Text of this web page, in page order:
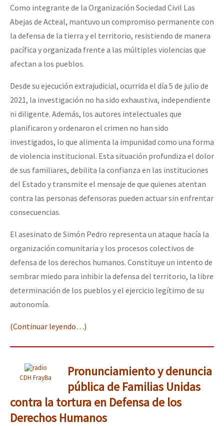
Como integrante de la Organización Sociedad Civil Las
Abejas de Acteal, mantuvo un compromiso permanente con
la defensa de la tierra y el territorio, resistiendo de manera
pacífica y organizada frente a las múltiples violencias que
afectan a los pueblos.
Desde su ejecución extrajudicial, ocurrida el día 5 de julio de
2021, la investigación no ha sido exhaustiva, independiente
ni diligente. Además, los autores intelectuales que
planificaron y ordenaron el crimen no han sido
investigados, lo que alimenta la impunidad como una forma
de violencia institucional. Esta situación profundiza el dolor
de sus familiares, debilita la confianza en las instituciones
del Estado y transmite el mensaje de que quienes atentan
contra las personas defensoras pueden actuar sin enfrentar
consecuencias.
El asesinato de Simón Pedro representa un ataque hacía la
organización comunitaria y los procesos colectivos de
defensa de los derechos humanos. Constituye un intento de
sembrar miedo para inhibir la defensa del territorio, la libre
determinación de los pueblos y el ejercicio legítimo de su
autonomía.
(Continuar leyendo…)
CDH FrayBa
Pronunciamiento y denuncia
pública de Familias Unidas
contra la tortura en Defensa de los
Derechos Humanos